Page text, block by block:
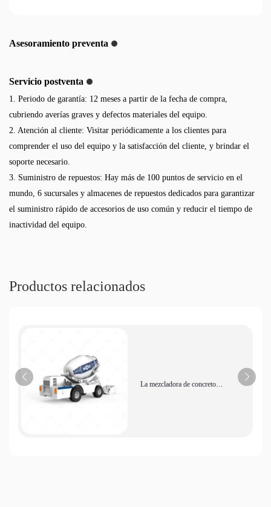
Asesoramiento preventa
Servicio postventa
1. Periodo de garantía: 12 meses a partir de la fecha de compra,
cubriendo averías graves y defectos materiales del equipo.
2. Atención al cliente: Visitar periódicamente a los clientes para
comprender el uso del equipo y la satisfacción del cliente, y brindar el
soporte necesario.
3. Suministro de repuestos: Hay más de 100 puntos de servicio en el
mundo, 6 sucursales y almacenes de repuestos dedicados para garantizar
el suministro rápido de accesorios de uso común y reducir el tiempo de
inactividad del equipo.
Productos relacionados
La mezcladora de concreto